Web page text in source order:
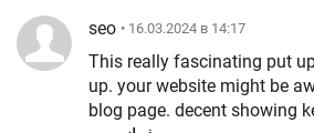
seo • 16.03.2024 в 14:17
This really fascinating put
up. your website might be
blog page. decent showing